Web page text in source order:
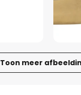
Toon meer